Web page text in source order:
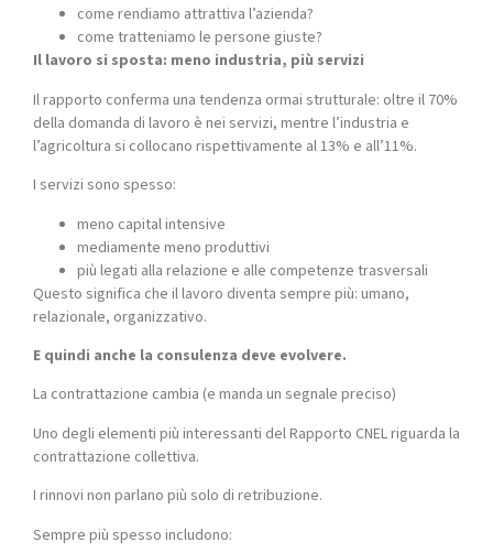
come rendiamo attrattiva l’azienda?
come tratteniamo le persone giuste?
Il lavoro si sposta: meno industria, più servizi
Il rapporto conferma una tendenza ormai strutturale: oltre il 70%
della domanda di lavoro è nei servizi, mentre l’industria e
l’agricoltura si collocano rispettivamente al 13% e all’11%.
I servizi sono spesso:
meno capital intensive
mediamente meno produttivi
più legati alla relazione e alle competenze trasversali
Questo significa che il lavoro diventa sempre più: umano,
relazionale, organizzativo.
E quindi anche la consulenza deve evolvere.
La contrattazione cambia (e manda un segnale preciso)
Uno degli elementi più interessanti del Rapporto CNEL riguarda la
contrattazione collettiva.
I rinnovi non parlano più solo di retribuzione.
Sempre più spesso includono: